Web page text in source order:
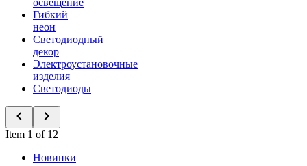
освещение
Гибкий
неон
Светодиодный
декор
Электроустановочные
изделия
Светодиоды
Item 1 of 12
Новинки